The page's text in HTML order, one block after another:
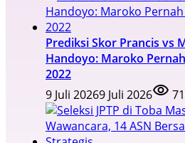
Prediksi Skor Prancis vs
Handoyo: Maroko
2022
9 Juli 20269 Juli 2026